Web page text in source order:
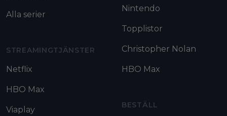
Alla serier
STREAMINGTJÄNSTER
Netflix
HBO Max
Viaplay
Nintendo
Topplistor
Christopher Nolan
HBO Max
BESTÄLL